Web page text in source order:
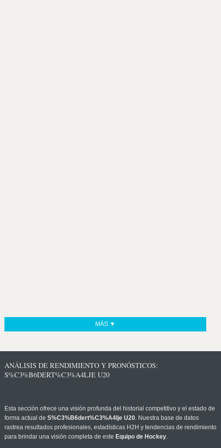
MÁS ▼
ANÁLISIS DE RENDIMIENTO Y PRONÓSTICOS:
S%C3%B6DERT%C3%A4LJE U20
Esta sección ofrece una visión profunda del historial competitivo y el estado de
forma actual de S%C3%B6dert%C3%A4lje U20. Nuestra base de datos
rastrea resultados profesionales, estadísticas H2H y tendencias de rendimiento
para brindar una visión completa de este Equipo de Hockey.